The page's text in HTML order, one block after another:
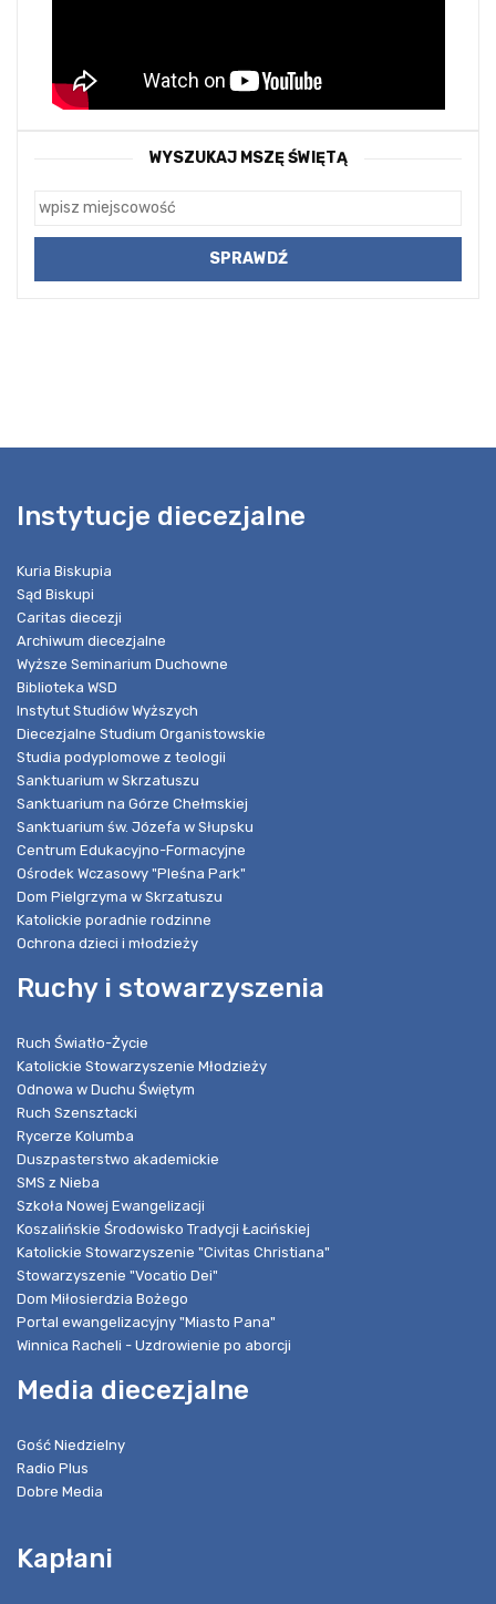
WYSZUKAJ MSZĘ ŚWIĘTĄ
Instytucje diecezjalne
Kuria Biskupia
Sąd Biskupi
Caritas diecezji
Archiwum diecezjalne
Wyższe Seminarium Duchowne
Biblioteka WSD
Instytut Studiów Wyższych
Diecezjalne Studium Organistowskie
Studia podyplomowe z teologii
Sanktuarium w Skrzatuszu
Sanktuarium na Górze Chełmskiej
Sanktuarium św. Józefa w Słupsku
Centrum Edukacyjno-Formacyjne
Ośrodek Wczasowy "Pleśna Park"
Dom Pielgrzyma w Skrzatuszu
Katolickie poradnie rodzinne
Ochrona dzieci i młodzieży
Ruchy i stowarzyszenia
Ruch Światło-Życie
Katolickie Stowarzyszenie Młodzieży
Odnowa w Duchu Świętym
Ruch Szensztacki
Rycerze Kolumba
Duszpasterstwo akademickie
SMS z Nieba
Szkoła Nowej Ewangelizacji
Koszalińskie Środowisko Tradycji Łacińskiej
Katolickie Stowarzyszenie "Civitas Christiana"
Stowarzyszenie "Vocatio Dei"
Dom Miłosierdzia Bożego
Portal ewangelizacyjny "Miasto Pana"
Winnica Racheli - Uzdrowienie po aborcji
Media diecezjalne
Gość Niedzielny
Radio Plus
Dobre Media
Kapłani